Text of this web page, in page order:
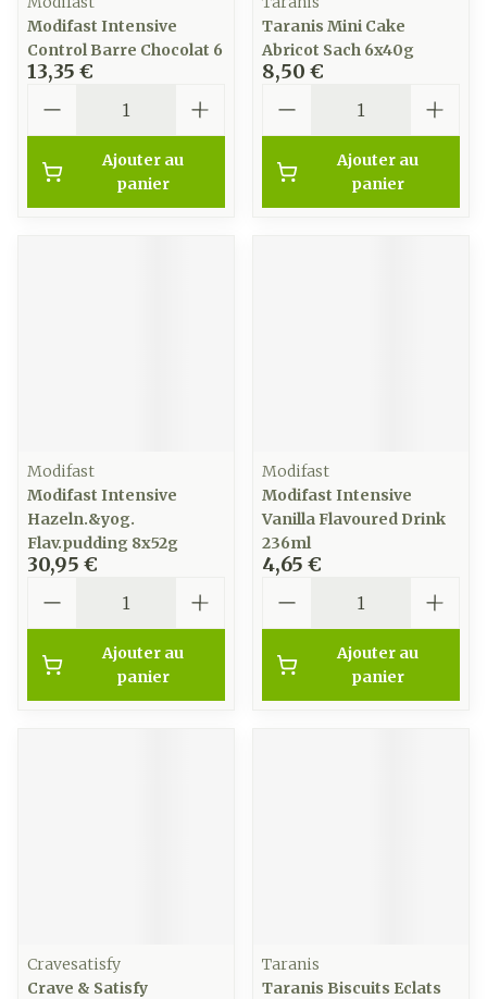
Modifast Intensive
Control Barre Chocolat 6
13,35 €
Ajouter au
panier
Taranis Mini Cake
Abricot Sach 6x40g
8,50 €
Ajouter au
panier
Modifast
Modifast Intensive
Hazeln.&yog.
Flav.pudding 8x52g
30,95 €
Ajouter au
panier
Modifast
Modifast Intensive
Vanilla Flavoured Drink
236ml
4,65 €
Ajouter au
panier
Cravesatisfy
Crave & Satisfy
Taranis
Taranis Biscuits Eclats